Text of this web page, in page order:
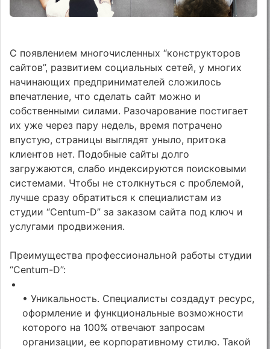
С появлением многочисленных “конструкторов
сайтов”, развитием социальных сетей, у многих
начинающих предпринимателей сложилось
впечатление, что сделать сайт можно и
собственными силами. Разочарование постигает
их уже через пару недель, время потрачено
впустую, страницы выглядят уныло, притока
клиентов нет. Подобные сайты долго
загружаются, слабо индексируются поисковыми
системами. Чтобы не столкнуться с проблемой,
лучше сразу обратиться к специалистам из
студии “Centum-D” за заказом сайта под ключ и
услугами продвижения.
Преимущества профессиональной работы студии
“Centum-D”:
• Уникальность. Специалисты создадут ресурс,
оформление и функциональные возможности
которого на 100% отвечают запросам
организации, ее корпоративному стилю. Такой